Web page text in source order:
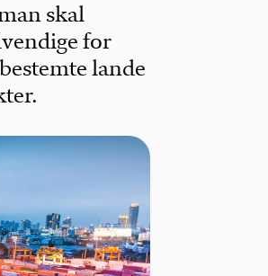
skal
for
lande